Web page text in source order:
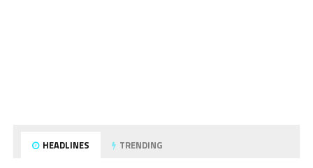
HEADLINES TRENDING